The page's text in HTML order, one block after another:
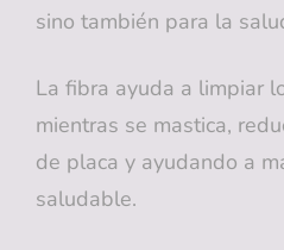
sino también para la
La fibra ayuda a limpiar
mientras se mastica,
de placa y ayudando a
saludable.